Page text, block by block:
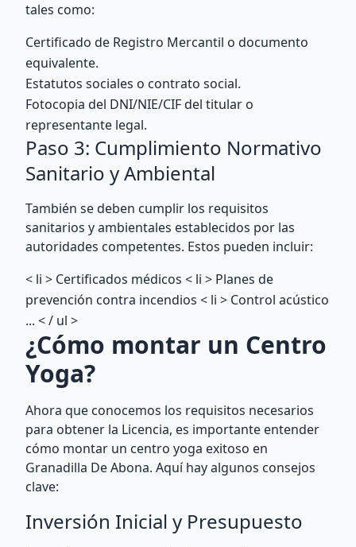
tales como:
Certificado de Registro Mercantil o documento
equivalente.
Estatutos sociales o contrato social.
Fotocopia del DNI/NIE/CIF del titular o
representante legal.
Paso 3: Cumplimiento Normativo
Sanitario y Ambiental
También se deben cumplir los requisitos
sanitarios y ambientales establecidos por las
autoridades competentes. Estos pueden incluir:
< li > Certificados médicos < li > Planes de
prevención contra incendios < li > Control acústico
... < / ul >
¿Cómo montar un Centro
Yoga?
Ahora que conocemos los requisitos necesarios
para obtener la Licencia, es importante entender
cómo montar un centro yoga exitoso en
Granadilla De Abona. Aquí hay algunos consejos
clave:
Inversión Inicial y Presupuesto